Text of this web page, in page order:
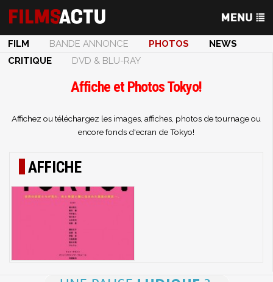
FILM BANDE ANNONCE PHOTOS
NEWS
CRITIQUE
DVD & BLU-RAY
Affiche et Photos Tokyo!
Affichez ou téléchargez les images, affiches, photos de tournage ou
encore fonds d'ecran de Tokyo!
AFFICHE